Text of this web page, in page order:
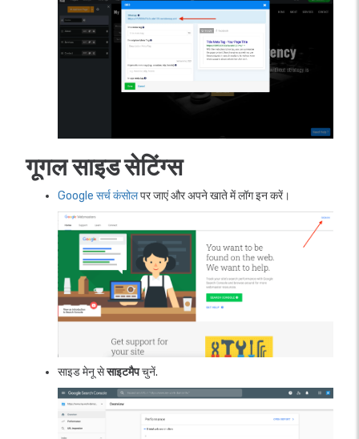
गूगल साइड सेटिंग्स
Google सर्च कंसोलपर जाएं और अपने खाते में लॉग इन करें।
साइड मेनू सेसाइटमैपचुनें.